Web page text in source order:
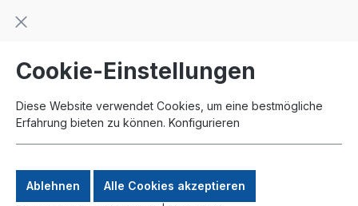
springen
Zahlung per Paypal
Cookie-Einstellungen
Diese Website verwendet Cookies, um eine bestmögliche
Erfahrung bieten zu können. Konfigurieren
Ablehnen
Alle Cookies akzeptieren